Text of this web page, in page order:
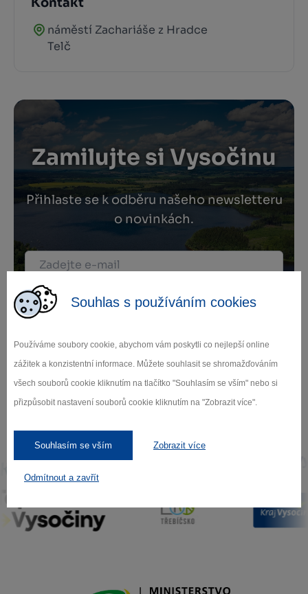
Souhlas s používáním cookies
Používáme soubory cookie, abychom vám poskytli co nejlepší online
zážitek a konzistentní informace. Můžete souhlasit se shromažďováním
všech souborů cookie kliknutím na tlačítko "Souhlasím se vším" nebo si
přizpůsobit nastavení souborů cookie kliknutím na "Zobrazit více".
Souhlasím se vším Zobrazit více
Odmítnout a zavřít
náměstí Zachariáše z Hradce
Telč
Zamilujte si Vysočinu
Přihlaste se k odběru našeho newsletteru
o novinkách.
Záleží nám na ochraně osobních údajů.
Odebírat